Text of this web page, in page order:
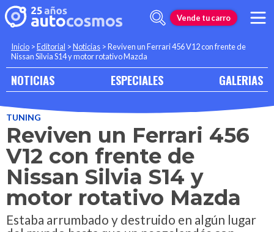
Vende tu carro
Inicio >Editorial >Noticias >Reviven un Ferrari 456 V12 con frente de
Nissan Silvia S14 y motor rotativo Mazda
NOTICIAS ESPECIALES GALERIAS
TUNING
Reviven un Ferrari 456
V12 con frente de
Nissan Silvia S14 y
motor rotativo Mazda
Estaba arrumbado y destruido en algún lugar